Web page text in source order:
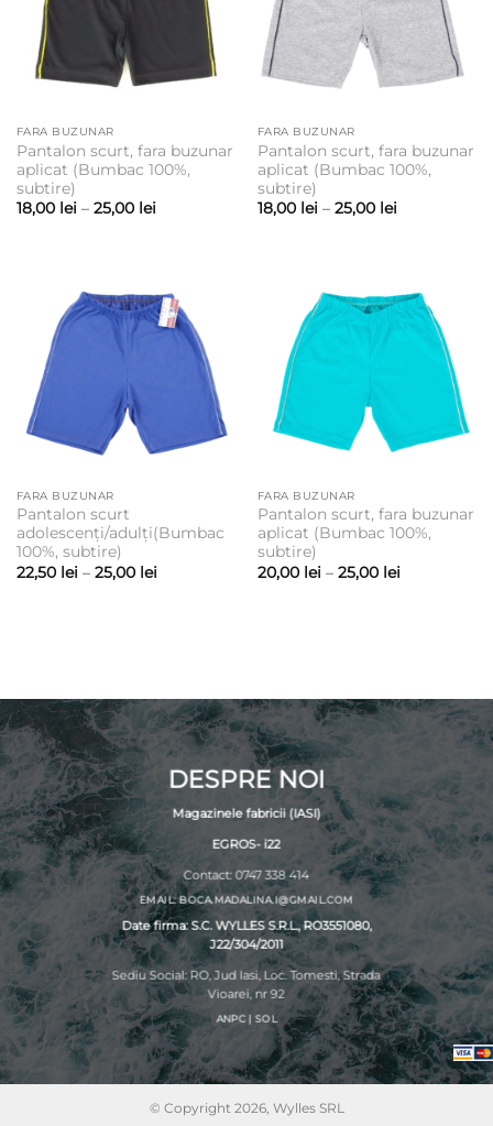
FARA BUZUNAR
Pantalon scurt, fara buzunar
aplicat (Bumbac 100%,
subtire)
18,00 lei – 25,00 leiInterval
25,00 lei
FARA BUZUNAR
Pantalon scurt, fara buzunar
aplicat (Bumbac 100%,
subtire)
18,00 lei – 25,00 leiInterval
25,00 lei
FARA BUZUNAR
Pantalon scurt
adolescenți/adulți(Bumbac
100%, subtire)
22,50 lei – 25,00 leiInterval
FARA BUZUNAR
Pantalon scurt, fara buzunar
aplicat (Bumbac 100%,
subtire)
20,00 lei – 25,00 leiInterval
DESPRE NOI
Magazinele fabricii (IASI)
EGROS- i22
Contact: 0747 338 414
EMAIL: BOCA.MADALINA.I@GMAIL.COM
Date firma: S.C. WYLLES S.R.L., RO3551080,
J22/304/2011
Sediu Social: RO, Jud Iasi, Loc. Tomesti, Strada
Vioarei, nr 92
ANPC | SOL
© Copyright 2026, Wylles SRL